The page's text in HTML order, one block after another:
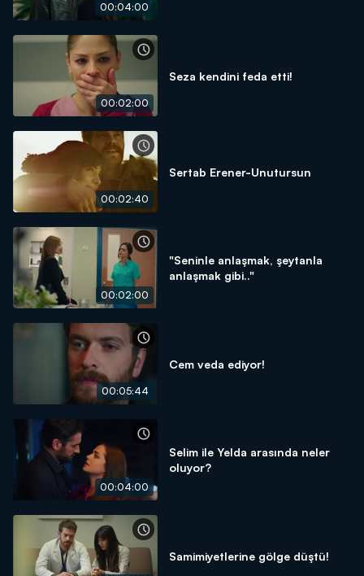
00:04:00
00:02:00
Seza kendini feda etti!
00:02:40
Sertab Erener-Unutursun
00:02:00
"Seninle anlaşmak, şeytanla
anlaşmak gibi.."
00:05:44
Cem veda ediyor!
00:04:00
Selim ile Yelda arasında neler
oluyor?
Samimiyetlerine gölge düştü!